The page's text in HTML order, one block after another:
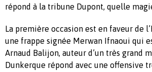
répond à la tribune Dupont, quelle
La première occasion est en faveur de
une frappe signée Merwan Ifnaoui qui
Arnaud Balijon, auteur d’un très grand
Dunkerque répond avec une offensive